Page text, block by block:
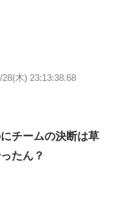
28(木) 23:13:38.68
チームの決断は草
たん？